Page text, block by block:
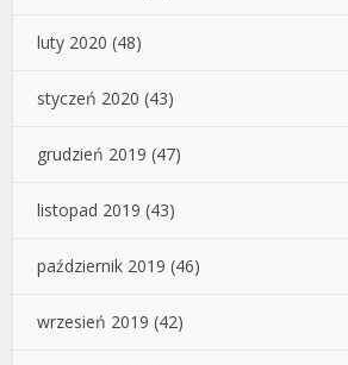
luty 2020 (48)
styczeń 2020 (43)
grudzień 2019 (47)
listopad 2019 (43)
październik 2019 (46)
wrzesień 2019 (42)